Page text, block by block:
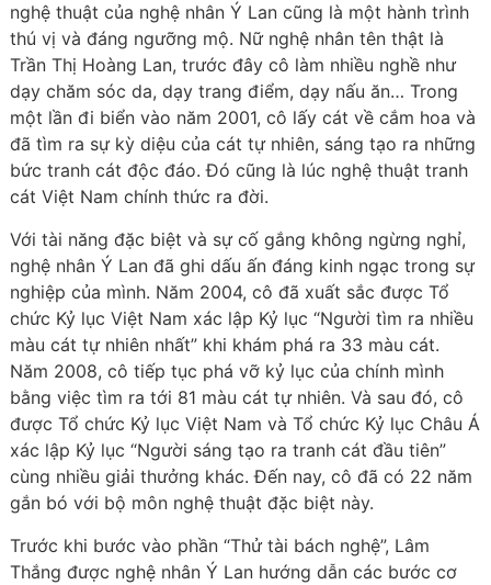
nghệ thuật của nghệ nhân Ý Lan cũng là một hành trình
thú vị và đáng ngưỡng mộ. Nữ nghệ nhân tên thật là
Trần Thị Hoàng Lan, trước đây cô làm nhiều nghề như
dạy chăm sóc da, dạy trang điểm, dạy nấu ăn… Trong
một lần đi biển vào năm 2001, cô lấy cát về cắm hoa và
đã tìm ra sự kỳ diệu của cát tự nhiên, sáng tạo ra những
bức tranh cát độc đáo. Đó cũng là lúc nghệ thuật tranh
cát Việt Nam chính thức ra đời.
Với tài năng đặc biệt và sự cố gắng không ngừng nghỉ,
nghệ nhân Ý Lan đã ghi dấu ấn đáng kinh ngạc trong sự
nghiệp của mình. Năm 2004, cô đã xuất sắc được Tổ
chức Kỷ lục Việt Nam xác lập Kỷ lục “Người tìm ra nhiều
màu cát tự nhiên nhất” khi khám phá ra 33 màu cát.
Năm 2008, cô tiếp tục phá vỡ kỷ lục của chính mình
bằng việc tìm ra tới 81 màu cát tự nhiên. Và sau đó, cô
được Tổ chức Kỷ lục Việt Nam và Tổ chức Kỷ lục Châu Á
xác lập Kỷ lục “Người sáng tạo ra tranh cát đầu tiên”
cùng nhiều giải thưởng khác. Đến nay, cô đã có 22 năm
gắn bó với bộ môn nghệ thuật đặc biệt này.
Trước khi bước vào phần “Thử tài bách nghệ”, Lâm
Thắng được nghệ nhân Ý Lan hướng dẫn các bước cơ